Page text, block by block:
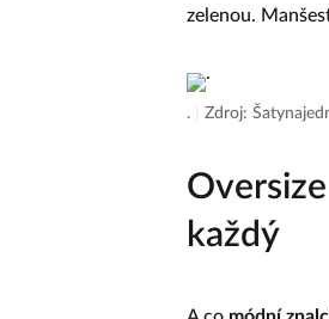
zelenou.
. Zdroj:
každý